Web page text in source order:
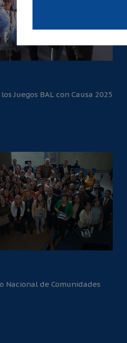
Juegos BAL con Causa 2025
Nacional de Comunidades